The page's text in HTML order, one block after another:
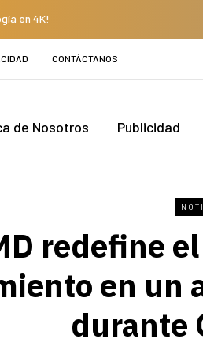
en 4K!
CONTÁCTANOS
de Nosotros Publicidad
redefine
en un
durante